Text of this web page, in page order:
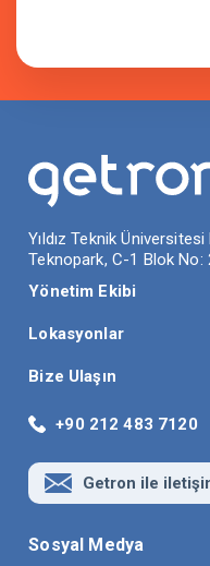
Yıldız Teknik
Teknopark, C-1 Blok No:
Yönetim Ekibi
Lokasyonlar
Bize Ulaşın
+90 212 483 7120
Getron ile
Sosyal Medya